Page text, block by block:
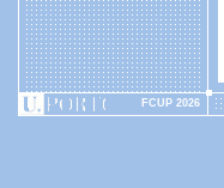
FCUP 2026